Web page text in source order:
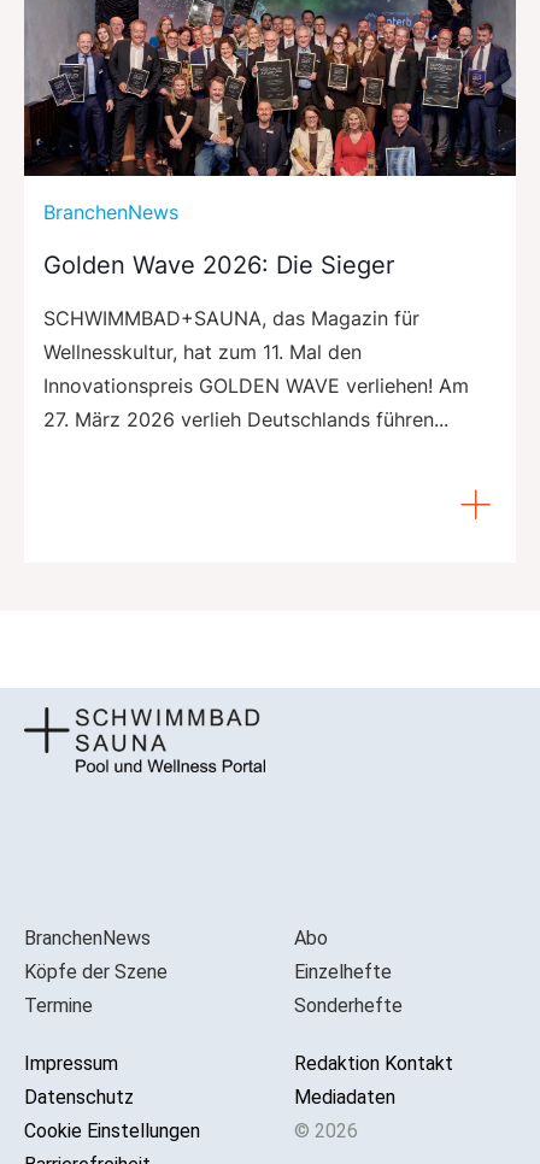
BranchenNews
Golden Wave 2026: Die Sieger
SCHWIMMBAD+SAUNA, das Magazin für
Wellnesskultur, hat zum 11. Mal den
Innovationspreis GOLDEN WAVE verliehen! Am
27. März 2026 verlieh Deutschlands führen...
BranchenNews
Köpfe der Szene
Termine
Impressum
Datenschutz
Cookie Einstellungen
Abo
Einzelhefte
Sonderhefte
Redaktion Kontakt
Mediadaten
© 2026